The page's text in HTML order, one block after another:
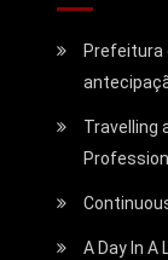
Prefeitura
Travelling
Profession
A Day In A